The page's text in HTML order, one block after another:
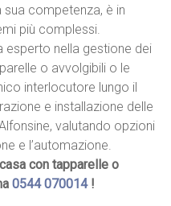
sua competenza, è in
più complessi.
esperto nella gestione dei
o avvolgibili o le
interlocutore lungo il
e installazione delle
valutando opzioni
e l’automazione.
con tapparelle o
0544 070014!